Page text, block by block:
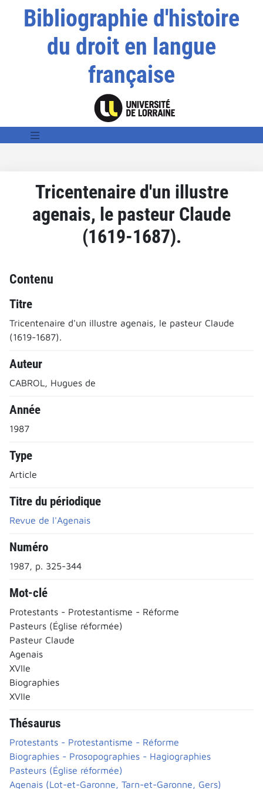
Bibliographie d'histoire
du droit en langue
française
Tricentenaire d'un illustre
agenais, le pasteur Claude
(1619-1687).
Contenu
Titre
Tricentenaire d'un illustre agenais, le pasteur Claude
(1619-1687).
Auteur
CABROL, Hugues de
Année
1987
Type
Article
Titre du périodique
Revue de l'Agenais
Numéro
1987, p. 325-344
Mot-clé
Protestants - Protestantisme - Réforme
Pasteurs (Église réformée)
Pasteur Claude
Agenais
XVIIe
Biographies
XVIIe
Thésaurus
Protestants - Protestantisme - Réforme
Biographies - Prosopographies - Hagiographies
Pasteurs (Église réformée)
Agenais (Lot-et-Garonne, Tarn-et-Garonne, Gers)